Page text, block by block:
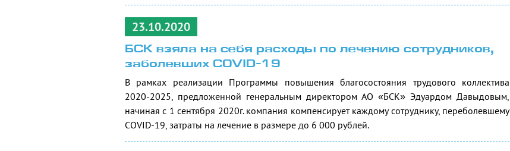
23.10.2020
БСК взяла на себя расходы по лечению сотрудников,
заболевших COVID-19
В рамках реализации Программы повышения благосостояния трудового коллектива
2020-2025, предложенной генеральным директором АО «БСК» Эдуардом Давыдовым,
начиная с 1 сентября 2020г. компания компенсирует каждому сотруднику, переболевшему
COVID-19, затраты на лечение в размере до 6 000 рублей.